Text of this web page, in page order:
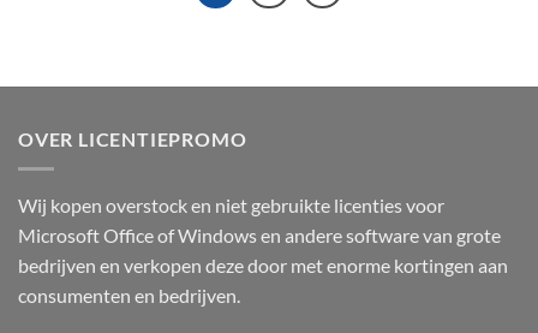
OVER LICENTIEPROMO
Wij kopen overstock en niet gebruikte licenties voor
Microsoft Office of Windows en andere software van grote
bedrijven en verkopen deze door met enorme kortingen aan
consumenten en bedrijven.